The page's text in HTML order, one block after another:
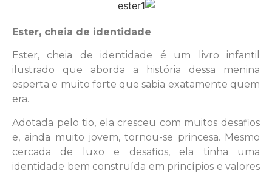
Ester, cheia de identidade
Ester, cheia de identidade é um livro infantil
ilustrado que aborda a história dessa menina
esperta e muito forte que sabia exatamente quem
era.
Adotada pelo tio, ela cresceu com muitos desafios
e, ainda muito jovem, tornou-se princesa. Mesmo
cercada de luxo e desafios, ela tinha uma
identidade bem construída em princípios e valores